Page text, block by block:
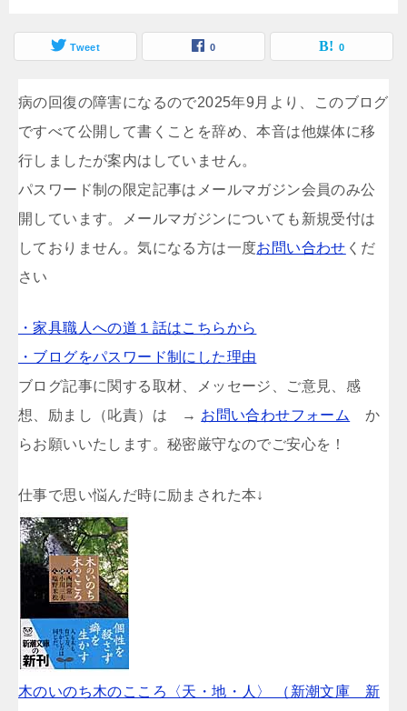
Tweet 0 0
病の回復の障害になるので2025年9月より、このブログ
ですべて公開して書くことを辞め、本音は他媒体に移
行しましたが案内はしていません。
パスワード制の限定記事はメールマガジン会員のみ公
開しています。メールマガジンについても新規受付は
しておりません。気になる方は一度お問い合わせ くだ
さい
・家具職人への道１話はこちらから
・ブログをパスワード制にした理由
ブログ記事に関する取材、メッセージ、ご意見、感
想、励まし（叱責）は → お問い合わせフォーム
か
らお願いいたします。秘密厳守なのでご安心を！
仕事で思い悩んだ時に励まされた本↓
木のいのち木のこころ〈天・地・人〉 （新潮文庫 新